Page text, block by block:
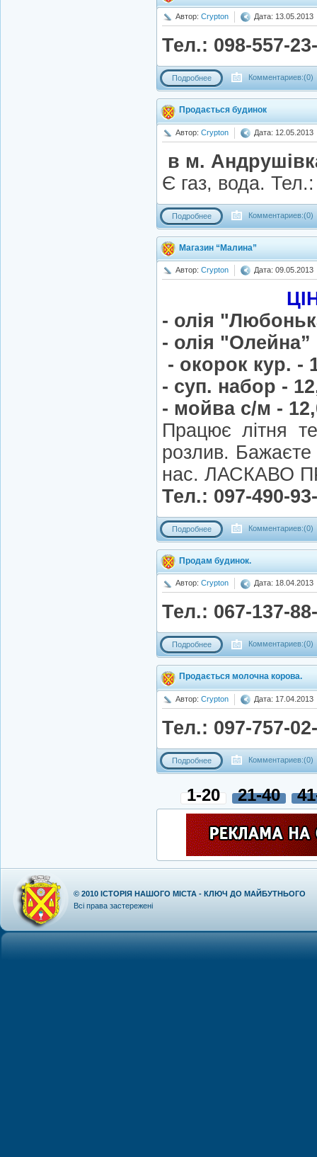
Автор: Crypton Дата: 13.05.2013
Тел.: 098-557-
Подробнее Комментариев:(0)
Продається будинок
Автор: Crypton Дата: 12.05.2013
в м.
Є газ, вода.
Подробнее Комментариев:(0)
Магазин “Малина”
Автор: Crypton Дата: 09.05.2013
- олія
- олія "Олейна”
- окорок кур. -
- суп. набор -
- мойва с/м -
Працює літня
розлив. Бажаєте
нас. ЛАСКАВО
Тел.: 097-490-
Подробнее Комментариев:(0)
Продам будинок.
Автор: Crypton Дата: 18.04.2013
Тел.: 067-137-
Подробнее Комментариев:(0)
Продається молочна корова.
Автор: Crypton Дата: 17.04.2013
Тел.: 097-757-
Подробнее Комментариев:(0)
1-20 21-40
© 2010 ІСТОРІЯ НАШОГО МІСТА - КЛЮЧ ДО МАЙБУТНЬОГО
Всі права застережені